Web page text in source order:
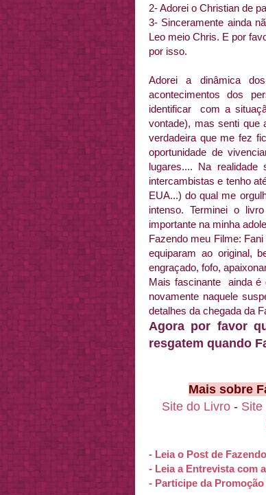
2- Adorei o Christian de
3- Sinceramente ainda
Leo meio Chris. E por
por isso.
Adorei a dinâmica
acontecimentos dos
identificar com a
vontade), mas senti que
verdadeira que me fez
oportunidade de
lugares.... Na realidade
intercambistas e tenho
EUA...) do qual me
intenso. Terminei o
importante na minha
Fazendo meu Filme:
equiparam ao original,
engraçado, fofo,
Mais fascinante ainda é
novamente naquele
detalhes da chegada da
Agora por favor
resgatem quando
Mais sobre
Site do Livro -
- Leia o Post de
- Leia a Entrevista com
- Participe da